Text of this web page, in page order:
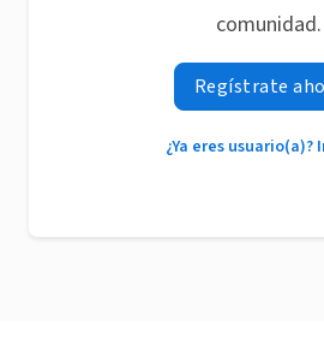
comunidad.
Regístrate
¿Ya eres usuario(a)?